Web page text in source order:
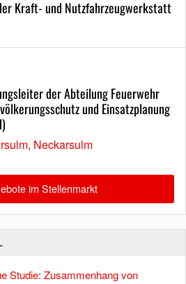
Kraft- und Nutzfahrzeugwerkstatt
der Abteilung Feuerwehr
und Einsatzplanung
Neckarsulm
im Stellenmarkt
Studie: Zusammenhang von